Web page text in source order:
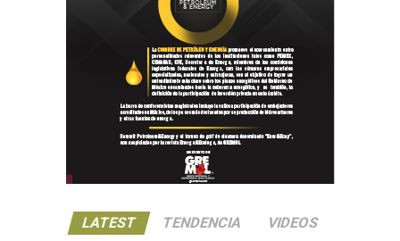
LATEST TENDENCIA VIDEOS